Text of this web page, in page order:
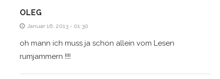
OLEG
Januar 16, 2013 - 01:30
oh mann ich muss ja schon allein vom Lesen
rumjammern !!!!